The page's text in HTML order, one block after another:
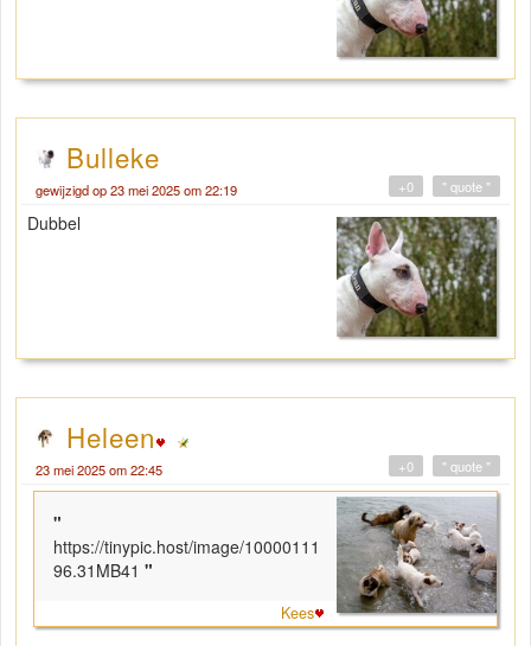
Bulleke
gewijzigd op 23 mei 2025 om 22:19 " quote "
+0
Dubbel
Heleen
23 mei 2025 om 22:45 " quote "
+0
"
https://tinypic.host/image/10000111
96.31MB41 "
Kees